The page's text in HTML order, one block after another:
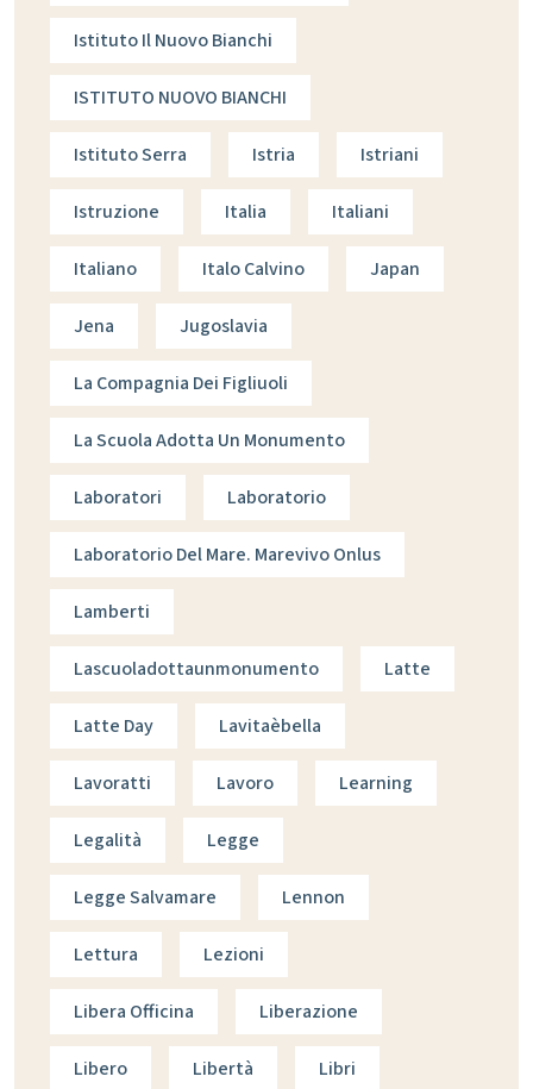
Istituto Il Nuovo Bianchi
ISTITUTO NUOVO BIANCHI
Istituto Serra Istria Istriani
Istruzione Italia Italiani
Italiano Italo Calvino Japan
Jena Jugoslavia
La Compagnia Dei Figliuoli
La Scuola Adotta Un Monumento
Laboratori Laboratorio
Laboratorio Del Mare. Marevivo Onlus
Lamberti
Lascuoladottaunmonumento Latte
Latte Day Lavitaèbella
Lavoratti Lavoro Learning
Legalità Legge
Legge Salvamare Lennon
Lettura Lezioni
Libera Officina Liberazione
Libero Libertà Libri